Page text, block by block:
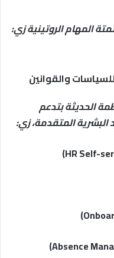
المهام الروتينية زي:
الحديثة بتدعم
المتقدمة، زي: